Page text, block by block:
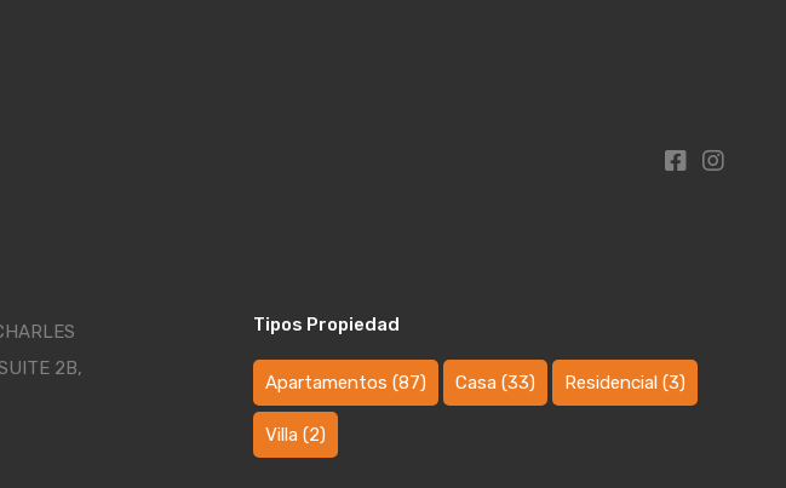
2B,
Tipos Propiedad
Apartamentos (87) Casa (33) Residencial (3)
Villa (2)